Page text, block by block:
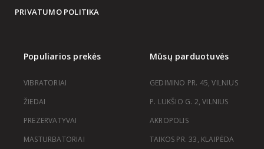
PRIVATUMO POLITIKA
Populiarios prekės
VIBRATORIAI
ŽIEDAI
PREZERVATYVAI
MASTURBATORIAI
Mūsų parduotuvės
GEDIMINO PR. 45, VILNIUS
P. LUKŠIO G. 2, VILNIUS
AKROPOLIS
TAIKOS PR. 33, KLAIPĖDA